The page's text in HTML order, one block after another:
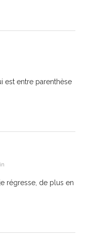
est entre parenthèse
régresse, de plus en